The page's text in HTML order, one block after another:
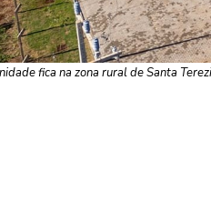
fica na zona rural de Santa